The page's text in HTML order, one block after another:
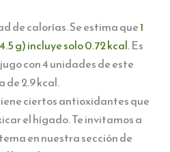
de calorías. Se estima que1
g) incluye solo 0.72 kcal. Es
con 4 unidades de este
2.9 kcal.
ciertos antioxidantes que
el hígado. Te invitamos a
en nuestra sección de